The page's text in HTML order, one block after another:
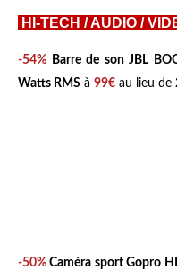
HI-TECH / AUDIO /
-54% Barre de sonJBL
Watts RMS à 99€ au lieu de
-50%Caméra sportGopro